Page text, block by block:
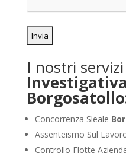
I nostri
Concorrenza Sleale
Assenteismo Sul
Controllo Flotte